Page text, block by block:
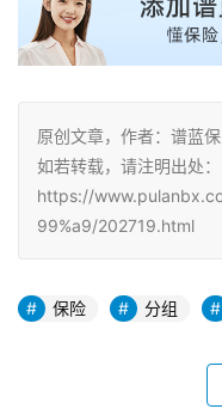
原创文章，作者：谱蓝
如若转载，请注明出处：
https://
99%a9/202719.html
保险 分组